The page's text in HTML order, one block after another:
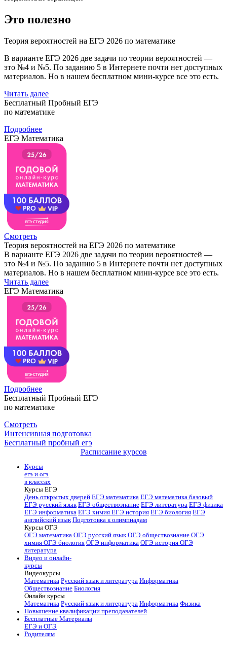
Это полезно
Теория вероятностей на ЕГЭ 2026 по математике
В варианте ЕГЭ 2026 две задачи по теории вероятностей —
это №4 и №5. По заданию 5 в Интернете почти нет доступных
материалов. Но в нашем бесплатном мини-курсе все это есть.
Читать далее
Бесплатный Пробный ЕГЭ
по математике
Подробнее
ЕГЭ Математика
Смотреть
Теория вероятностей на ЕГЭ 2026 по математике
В варианте ЕГЭ 2026 две задачи по теории вероятностей —
это №4 и №5. По заданию 5 в Интернете почти нет доступных
материалов. Но в нашем бесплатном мини-курсе все это есть.
Читать далее
ЕГЭ Математика
Подробнее
Бесплатный Пробный ЕГЭ
по математике
Смотреть
Интенсивная подготовка
Бесплатный пробный егэ
Расписание курсов
Курсы
егэ и огэ
в классах
Курсы ЕГЭ
День открытых дверей ЕГЭ математика ЕГЭ математика базовый
ЕГЭ русский язык ЕГЭ обществознание ЕГЭ литература ЕГЭ физика
ЕГЭ информатика ЕГЭ химия ЕГЭ история ЕГЭ биология ЕГЭ
английский язык Подготовка к олимпиадам
Курсы ОГЭ
ОГЭ математика ОГЭ русский язык ОГЭ обществознание ОГЭ
химия ОГЭ биология ОГЭ информатика ОГЭ история ОГЭ
литература
Видео и онлайн-
курсы
Видеокурсы
Математика Русский язык и литература Информатика
Обществознание Биология
Онлайн курсы
Математика Русский язык и литература Информатика Физика
Повышение квалификации преподавателей
Бесплатные Материалы
ЕГЭ и ОГЭ
Родителям